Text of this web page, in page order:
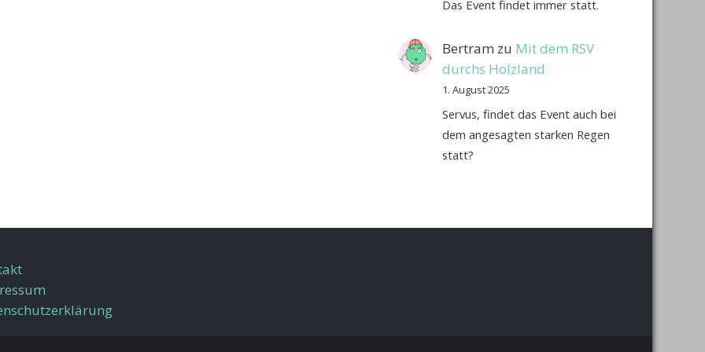
Das Event findet immer statt.
Bertram zu Mit dem RSV
durchs Holzland
1. August 2025
Servus, findet das Event auch bei
dem angesagten starken Regen
statt?